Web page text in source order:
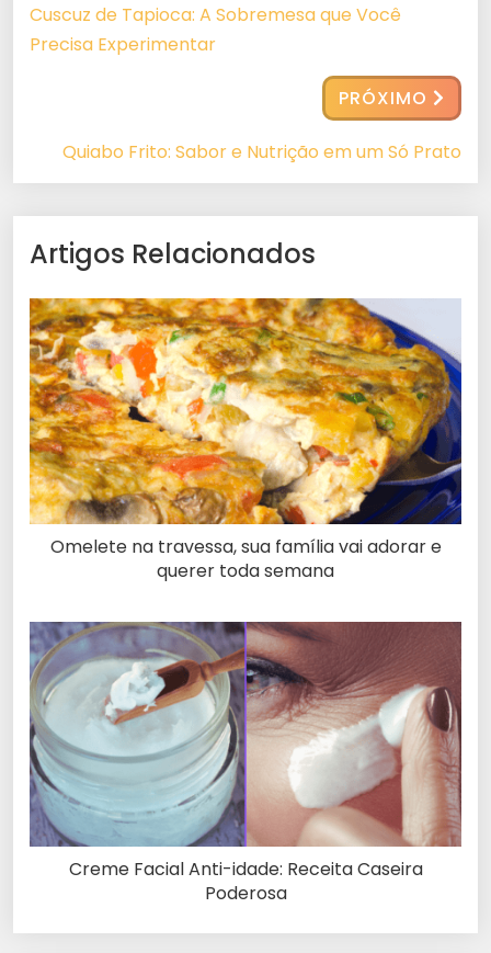
Cuscuz de Tapioca: A Sobremesa que Você
Precisa Experimentar
PRÓXIMO
Quiabo Frito: Sabor e Nutrição em um Só Prato
Artigos Relacionados
Omelete na travessa, sua família vai adorar e
querer toda semana
Creme Facial Anti-idade: Receita Caseira
Poderosa